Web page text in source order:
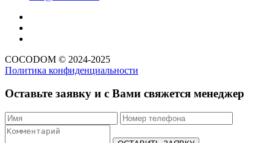
COCODOM © 2024-2025
Политика конфиденциальности
Оставьте заявку и с Вами свяжется менеджер